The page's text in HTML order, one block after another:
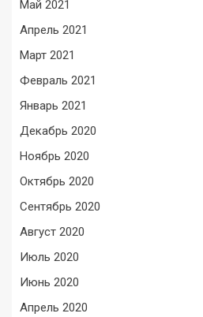
Май 2021
Апрель 2021
Март 2021
Февраль 2021
Январь 2021
Декабрь 2020
Ноябрь 2020
Октябрь 2020
Сентябрь 2020
Август 2020
Июль 2020
Июнь 2020
Апрель 2020